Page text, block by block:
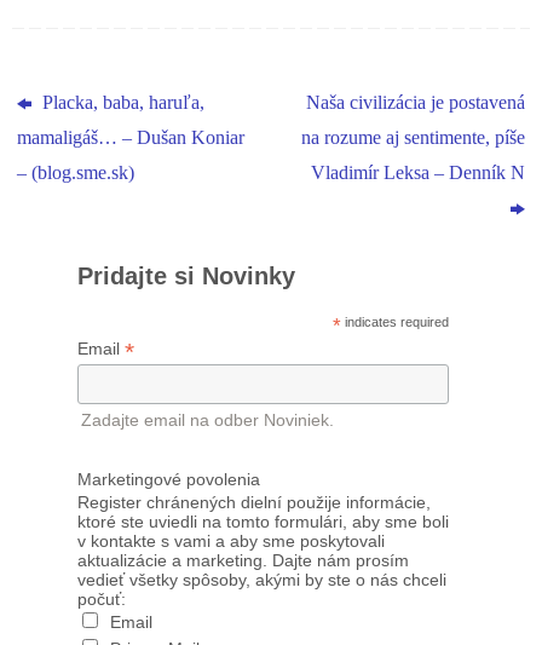
Placka, baba, haruľa,
mamaligáš… – Dušan Koniar
– (blog.sme.sk)
Naša civilizácia je postavená
na rozume aj sentimente, píše
Vladimír Leksa – Denník N
Pridajte si Novinky
* indicates required
Email *
Zadajte email na odber Noviniek.
Marketingové povolenia
Register chránených dielní použije informácie,
ktoré ste uviedli na tomto formulári, aby sme boli
v kontakte s vami a aby sme poskytovali
aktualizácie a marketing. Dajte nám prosím
vedieť všetky spôsoby, akými by ste o nás chceli
počuť:
Email